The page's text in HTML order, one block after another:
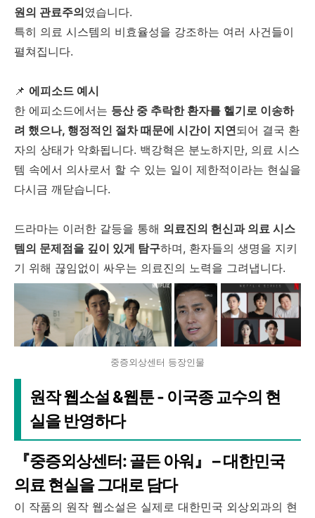
원의 관료주의였습니다.
특히 의료 시스템의 비효율성을 강조하는 여러 사건들이
펼쳐집니다.
📌 에피소드 예시
한 에피소드에서는 등산 중 추락한 환자를 헬기로 이송하
려 했으나, 행정적인 절차 때문에 시간이 지연되어 결국 환
자의 상태가 악화됩니다. 백강혁은 분노하지만, 의료 시스
템 속에서 의사로서 할 수 있는 일이 제한적이라는 현실을
다시금 깨닫습니다.
드라마는 이러한 갈등을 통해 의료진의 헌신과 의료 시스
템의 문제점을 깊이 있게 탐구하며, 환자들의 생명을 지키
기 위해 끊임없이 싸우는 의료진의 노력을 그려냅니다.
중증외상센터 등장인물
원작 웹소설 &웹툰 - 이국종 교수의 현
실을 반영하다
『중증외상센터: 골든 아워』 – 대한민국
의료 현실을 그대로 담다
이 작품의 원작 웹소설은 실제로 대한민국 외상외과의 현